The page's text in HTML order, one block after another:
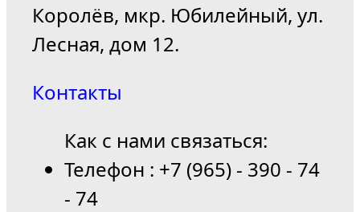
Королёв, мкр. Юбилейный, ул.
Лесная, дом 12.
Контакты
Как с нами связаться:
Телефон : +7 (965) - 390 - 74
- 74